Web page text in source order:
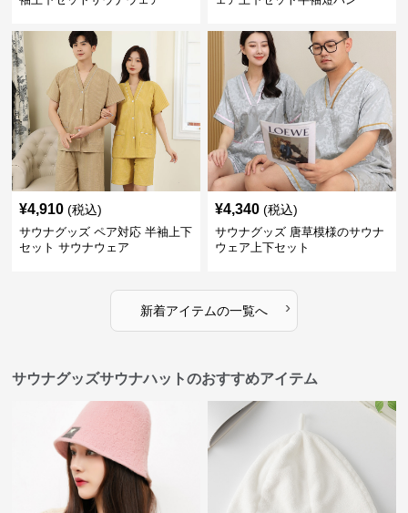
¥4,910 (税込)
サウナグッズ ペア対応 半袖上下
セット サウナウェア
¥4,340 (税込)
サウナグッズ 唐草模様のサウナ
ウェア上下セット
新着アイテムの一覧へ ›
サウナグッズサウナハットのおすすめアイテム